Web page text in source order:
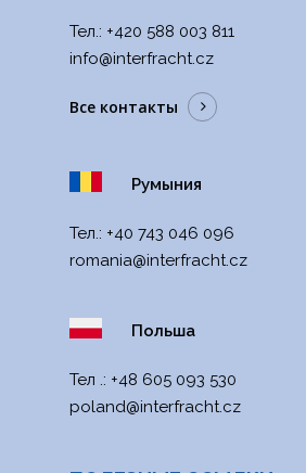
Тел.: +420 588 003 811
info@interfracht.cz
Все контакты
Румыния
Тел.: +40 743 046 096
romania@interfracht.cz
Польша
Тел .: +48 605 093 530
poland@interfracht.cz